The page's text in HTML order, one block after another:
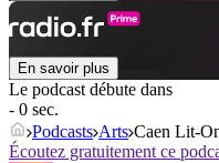
En savoir plus
Le podcast débute dans
- 0 sec.
Podcasts Arts Caen Lit-
Écoutez gratuitement ce